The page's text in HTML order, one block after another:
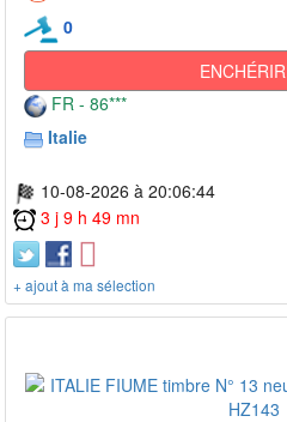
0
ENCHÉRIR
FR - 86***
Italie
10-08-2026 à 20:06:44
3 j 9 h 49 mn
+ ajout à ma sélection